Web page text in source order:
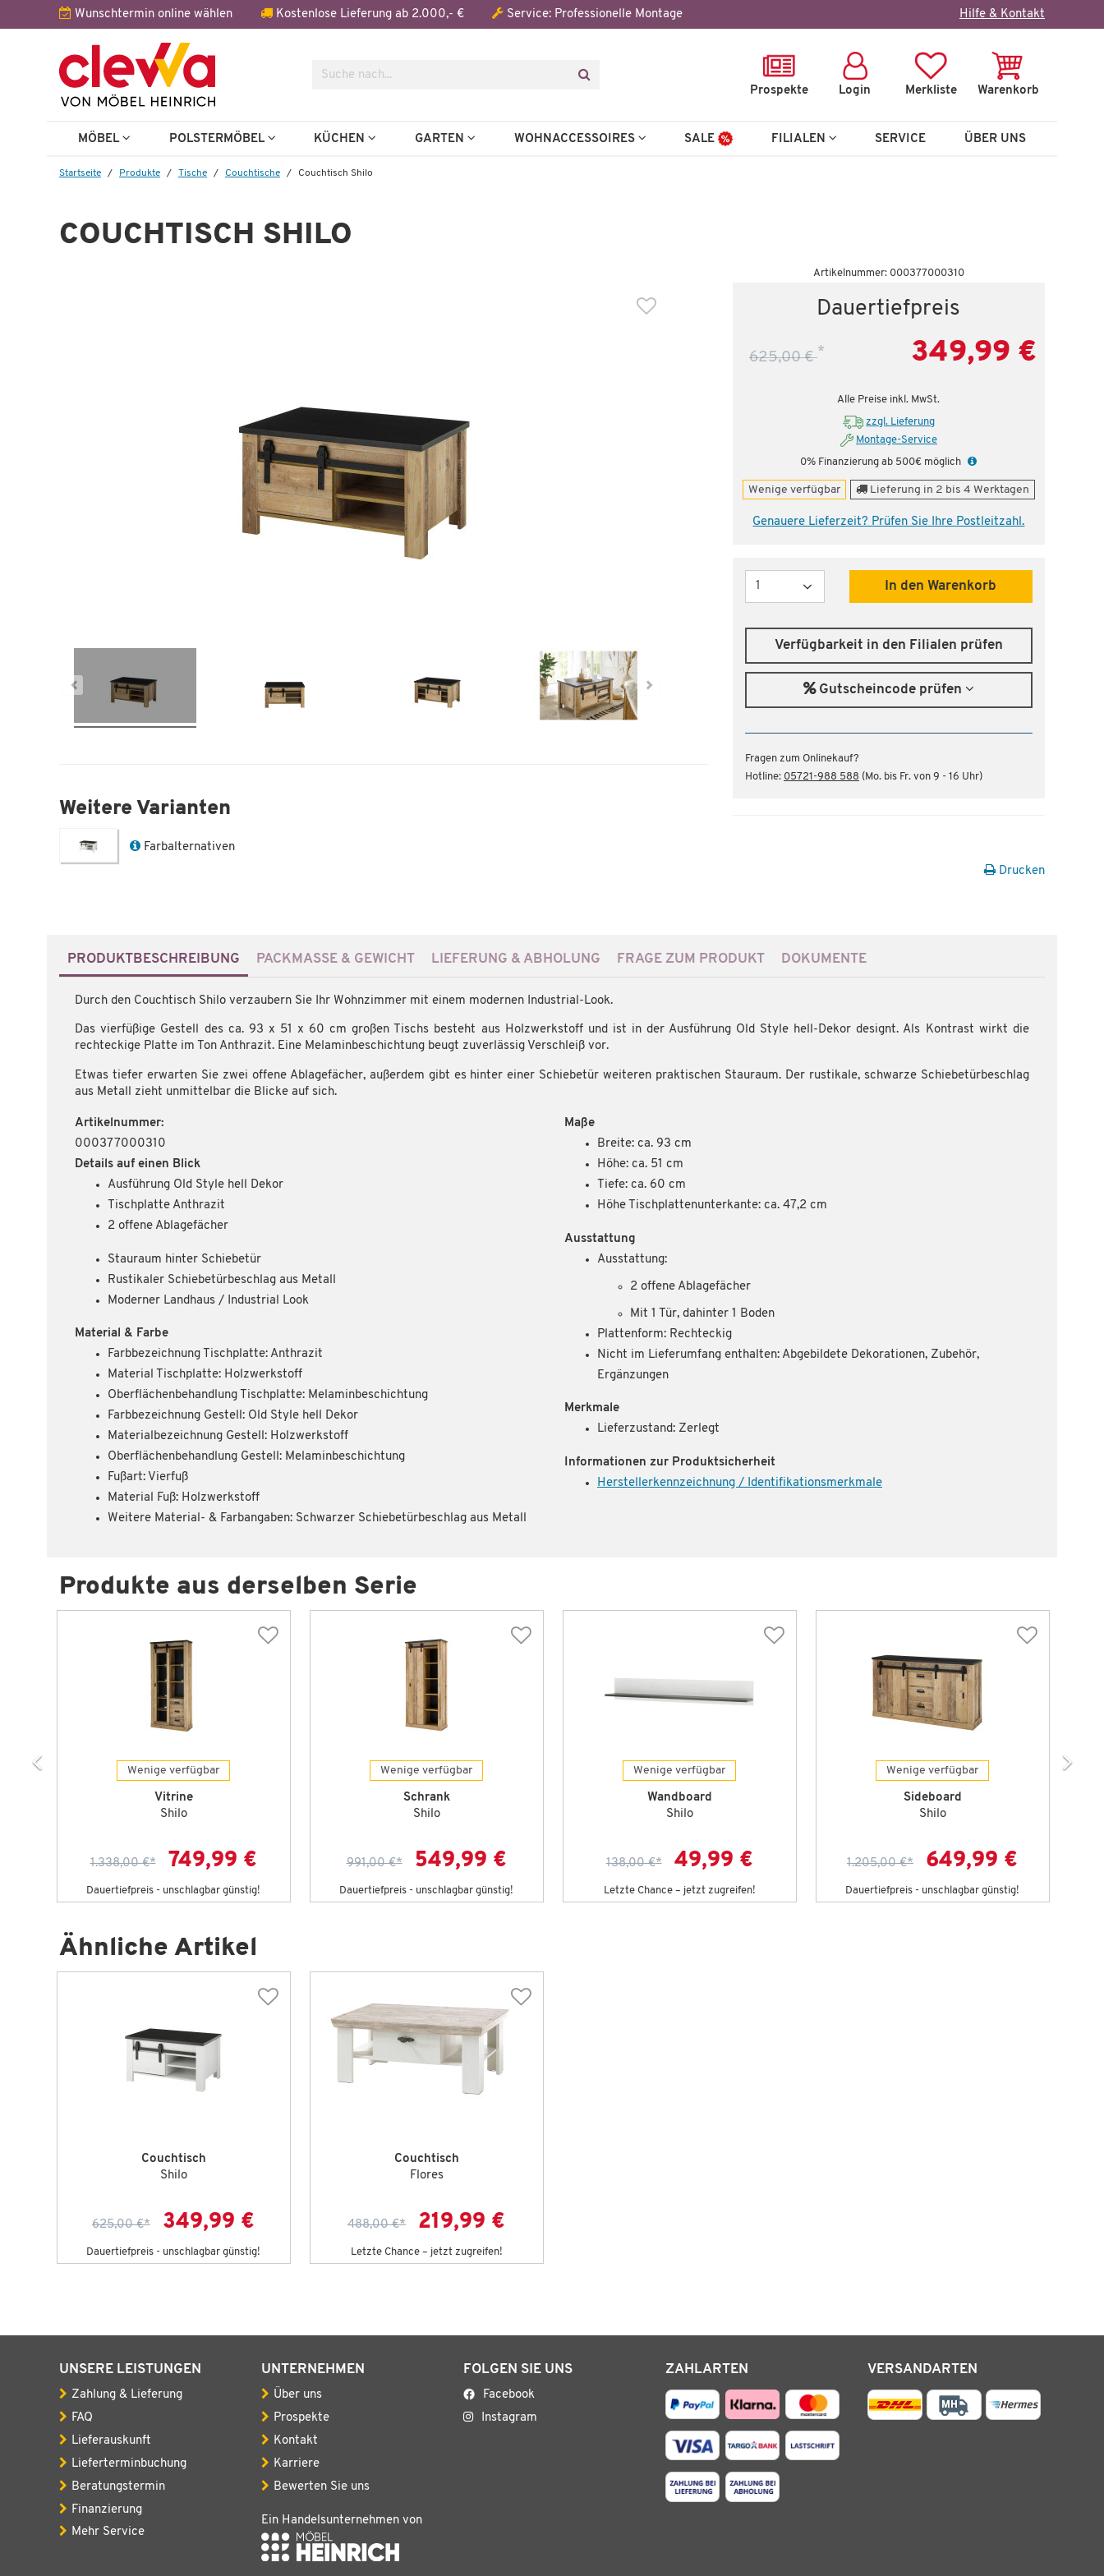
Wunschtermin online wählen Kostenlose Lieferung ab 2.000,- € Service: Professionelle Montage Hilfe & Kontakt
Suche
Prospekte Login Merkliste Warenkorb
MÖBEL POLSTERMÖBEL KÜCHEN GARTEN WOHNACCESSOIRES SALE FILIALEN SERVICE ÜBER UNS
Startseite Produkte Tische Couchtische Couchtisch Shilo
COUCHTISCH SHILO
Weitere Varianten
Farbalternativen
Artikelnummer: 000377000310
Dauertiefpreis
625,00 €* 349,99 €
Alle Preise inkl. MwSt.
zzgl. Lieferung
Montage-Service
0% Finanzierung ab 500€ möglich
Wenige verfügbar Lieferung in 2 bis 4 Werktagen
Genauere Lieferzeit? Prüfen Sie Ihre Postleitzahl.
Menge
In den Warenkorb
Der Artikel wurde in den Warenkorb gelegt:
Esstisch
399,99 €
Wenige verfügbar
Vitrine
Shilo
749,99 €
Verfügbarkeit in den Filialen prüfen
Gutscheincode prüfen
Fragen zum Onlinekauf?
Hotline: 05721-988 588 (Mo. bis Fr. von 9 - 16 Uhr)
Drucken
PRODUKTBESCHREIBUNG PACKMASSE & GEWICHT LIEFERUNG & ABHOLUNG FRAGE ZUM PRODUKT DOKUMENTE
Durch den Couchtisch Shilo verzaubern Sie Ihr Wohnzimmer mit einem modernen Industrial-Look.
Das vierfüßige Gestell des ca. 93 x 51 x 60 cm großen Tischs besteht aus Holzwerkstoff und ist in der Ausführung Old Style hell-Dekor designt. Als Kontrast wirkt die
rechteckige Platte im Ton Anthrazit. Eine Melaminbeschichtung beugt zuverlässig Verschleiß vor.
Etwas tiefer erwarten Sie zwei offene Ablagefächer, außerdem gibt es hinter einer Schiebetür weiteren praktischen Stauraum. Der rustikale, schwarze Schiebetürbeschlag
aus Metall zieht unmittelbar die Blicke auf sich.
Artikelnummer:
000377000310
Details auf einen Blick
Ausführung Old Style hell Dekor
Tischplatte Anthrazit
2 offene Ablagefächer
Stauraum hinter Schiebetür
Rustikaler Schiebetürbeschlag aus Metall
Moderner Landhaus / Industrial Look
Material & Farbe
Farbbezeichnung Tischplatte: Anthrazit
Material Tischplatte: Holzwerkstoff
Oberflächenbehandlung Tischplatte: Melaminbeschichtung
Farbbezeichnung Gestell: Old Style hell Dekor
Materialbezeichnung Gestell: Holzwerkstoff
Oberflächenbehandlung Gestell: Melaminbeschichtung
Fußart: Vierfuß
Material Fuß: Holzwerkstoff
Weitere Material- & Farbangaben: Schwarzer Schiebetürbeschlag aus Metall
Maße
Breite: ca. 93 cm
Höhe: ca. 51 cm
Tiefe: ca. 60 cm
Höhe Tischplattenunterkante: ca. 47,2 cm
Ausstattung
Ausstattung:
2 offene Ablagefächer
Mit 1 Tür, dahinter 1 Boden
Plattenform: Rechteckig
Nicht im Lieferumfang enthalten: Abgebildete Dekorationen, Zubehör,
Ergänzungen
Merkmale
Lieferzustand: Zerlegt
Informationen zur Produktsicherheit
Herstellerkennzeichnung / Identifikationsmerkmale
Produkte aus derselben Serie
Wenige verfügbar
Vitrine
Shilo
1.338,00 €* 749,99 €
Dauertiefpreis - unschlagbar günstig!
Wenige verfügbar
Schrank
Shilo
991,00 €* 549,99 €
Dauertiefpreis - unschlagbar günstig!
Wenige verfügbar
Wandboard
Shilo
138,00 €* 49,99 €
Letzte Chance – jetzt zugreifen!
Wenige verfügbar
Sideboard
Shilo
1.205,00 €* 649,99 €
Dauertiefpreis - unschlagbar günstig!
Ähnliche Artikel
Couchtisch
Shilo
625,00 €* 349,99 €
Dauertiefpreis - unschlagbar günstig!
Couchtisch
Flores
488,00 €* 219,99 €
Letzte Chance – jetzt zugreifen!
UNSERE LEISTUNGEN
Zahlung & Lieferung
FAQ
Lieferauskunft
Lieferterminbuchung
Beratungstermin
Finanzierung
Mehr Service
UNTERNEHMEN
Über uns
Prospekte
Kontakt
Karriere
Bewerten Sie uns
Ein Handelsunternehmen von
FOLGEN SIE UNS
Facebook
Instagram
ZAHLARTEN VERSANDARTEN